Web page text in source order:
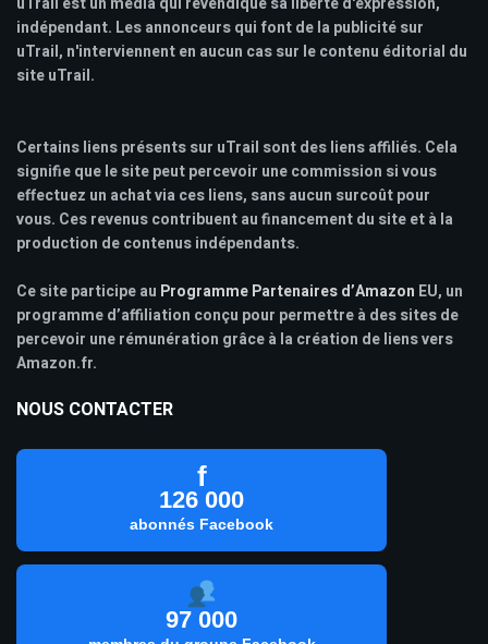
indépendant. Les annonceurs qui font de la publicité sur
uTrail, n'interviennent en aucun cas sur le contenu éditorial du
site uTrail.
Certains liens présents sur uTrail sont des liens affiliés. Cela
signifie que le site peut percevoir une commission si vous
effectuez un achat via ces liens, sans aucun surcoût pour
vous. Ces revenus contribuent au financement du site et à la
production de contenus indépendants.
Ce site participe au Programme Partenaires d’Amazon EU, un
programme d’affiliation conçu pour permettre à des sites de
percevoir une rémunération grâce à la création de liens vers
Amazon.fr.
NOUS CONTACTER
f
126 000
abonnés Facebook
97 000